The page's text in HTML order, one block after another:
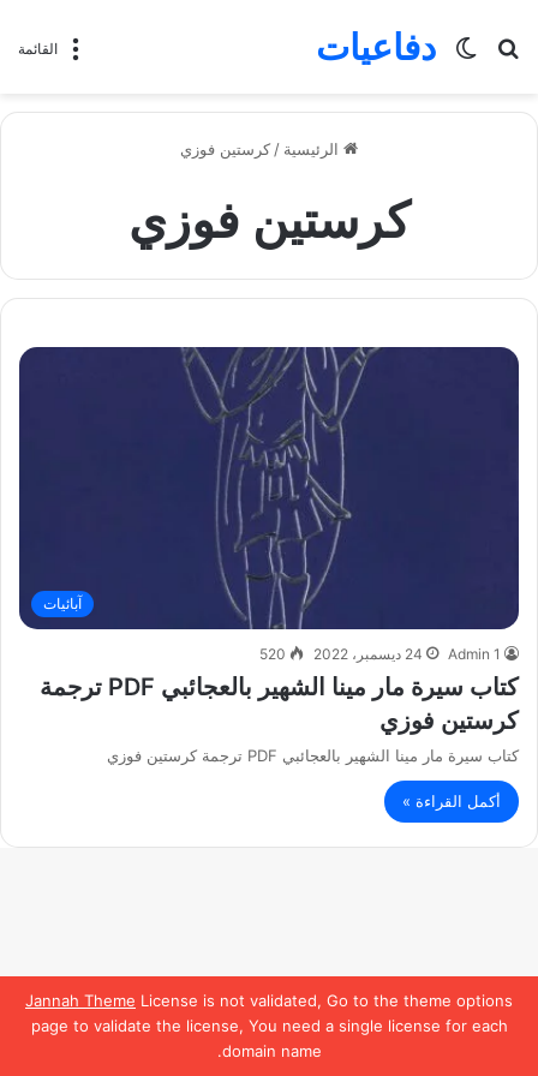
Jannah Theme License is not validated, Go to the theme options
page to validate the license, You need a single license for each
domain name.
القائمة دفاعيات
بحث
الوضع
الرئيسية / كرستين فوزي
كرستين فوزي
آبائيات
Admin 1 24 ديسمبر، 2022 520
كتاب سيرة مار مينا الشهير بالعجائبي PDF ترجمة
كرستين فوزي
كتاب سيرة مار مينا الشهير بالعجائبي PDF ترجمة كرستين فوزي
أكمل القراءة »